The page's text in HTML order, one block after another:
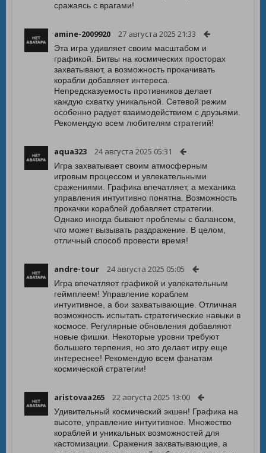
сражаясь с врагами!
amine-2009920 27 августа 2025 21:33
Эта игра удивляет своим масштабом и
графикой. Битвы на космических просторах
захватывают, а возможность прокачивать
корабли добавляет интереса.
Непредсказуемость противников делает
каждую схватку уникальной. Сетевой режим
особенно радует взаимодействием с друзьями.
Рекомендую всем любителям стратегий!
aqua323 24 августа 2025 05:31
Игра захватывает своим атмосферным
игровым процессом и увлекательными
сражениями. Графика впечатляет, а механика
управления интуитивно понятна. Возможность
прокачки кораблей добавляет стратегии.
Однако иногда бывают проблемы с балансом,
что может вызывать раздражение. В целом,
отличный способ провести время!
andre-tour 24 августа 2025 05:05
Игра впечатляет графикой и увлекательным
геймплеем! Управление кораблем
интуитивное, а бои захватывающие. Отличная
возможность испытать стратегические навыки в
космосе. Регулярные обновления добавляют
новые фишки. Некоторые уровни требуют
большего терпения, но это делает игру еще
интереснее! Рекомендую всем фанатам
космической стратегии!
aristovaa265 22 августа 2025 13:00
Удивительный космический экшен! Графика на
высоте, управление интуитивное. Множество
кораблей и уникальных возможностей для
кастомизации. Сражения захватывающие, а